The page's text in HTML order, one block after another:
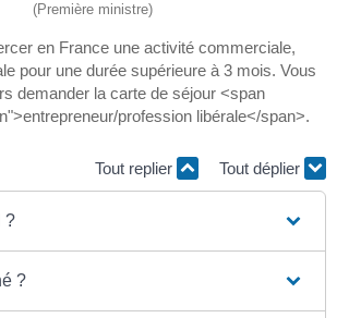
(Première ministre)
en France une activité commerciale,
pour une durée supérieure à 3 mois. Vous
demander la carte de séjour <span
profession libérale</span>.
Tout replier Tout déplier
?
?